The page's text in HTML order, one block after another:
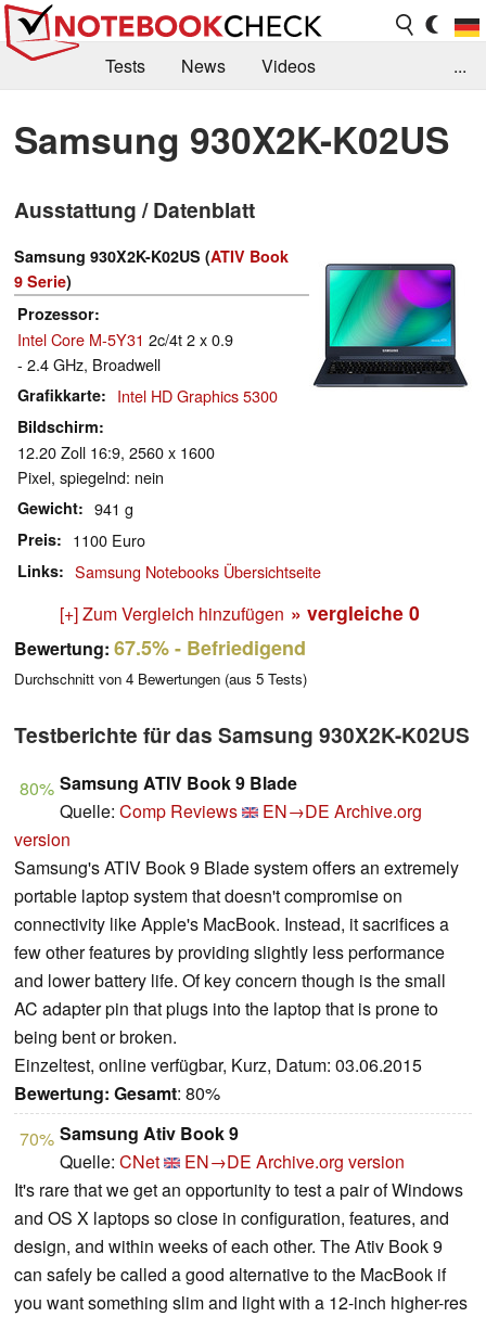
Tests News
Videos
Kaufberatung
Deals Suche
Jobs
Forum
...
Samsung 930X2K-K02US
Ausstattung / Datenblatt
Samsung 930X2K-K02US (ATIV Book
9 Serie)
Prozessor
Intel Core M-5Y31 2c/4t 2 x 0.9
- 2.4 GHz, Broadwell
Grafikkarte Intel HD Graphics 5300
Bildschirm
12.20 Zoll 16:9, 2560 x 1600
Pixel, spiegelnd: nein
Gewicht 941 g
Preis 1100 Euro
Links Samsung Notebooks Übersichtseite
[+] Zum Vergleich hinzufügen » vergleiche 0
Bewertung: 67.5%- Befriedigend
Durchschnitt von 4 Bewertungen (aus 5 Tests)
Testberichte für das Samsung 930X2K-K02US
80% Samsung ATIV Book 9 Blade
Quelle: Comp Reviews EN→DE Archive.org
version
Samsung's ATIV Book 9 Blade system offers an extremely
portable laptop system that doesn't compromise on
connectivity like Apple's MacBook. Instead, it sacrifices a
few other features by providing slightly less performance
and lower battery life. Of key concern though is the small
AC adapter pin that plugs into the laptop that is prone to
being bent or broken.
Einzeltest, online verfügbar, Kurz, Datum: 03.06.2015
Bewertung: Gesamt: 80%
70% Samsung Ativ Book 9
Quelle: CNet EN→DE Archive.org version
It's rare that we get an opportunity to test a pair of Windows
and OS X laptops so close in configuration, features, and
design, and within weeks of each other. The Ativ Book 9
can safely be called a good alternative to the MacBook if
you want something slim and light with a 12-inch higher-res